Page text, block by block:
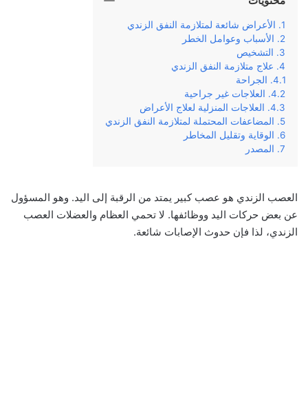
الأعراض شائعة لمتلازمة النفق الزندي
الأسباب وعوامل الخطر
التشخيص
علاج متلازمة النفق الزندي
الجراحة
العلاجات غير جراحية
العلاجات المنزلية لعلاج الأعراض
المضاعفات المحتملة لمتلازمة النفق الزندي
الوقاية وتقليل المخاطر
المصدر
العصب الزندي هو عصب كبير يمتد من الرقبة إلى اليد. وهو المسؤول
عن بعض حركات اليد ووظائفها. لا تحمي العظام والعضلات العصب
الزندي، لذا فإن حدوث الإصابات شائعة.